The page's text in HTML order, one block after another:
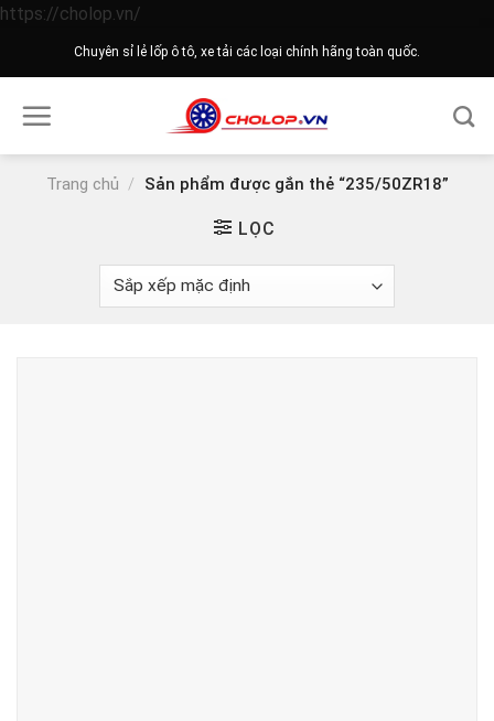
https://cholop.vn/
to
Chuyên sỉ lẻ lốp ô tô, xe tải các loại chính hãng toàn quốc.
Trang chủ / Sản phẩm được gắn thẻ “235/50ZR18”
LỌC